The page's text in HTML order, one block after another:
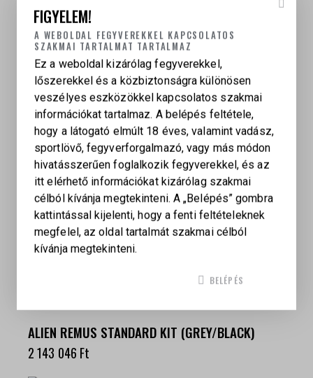
revolverélményt nyújtva.
СALIBER
357 Magnum
KAPCSOLÓDÓ TERMÉKEK
SMITH & WESSON REVOLVER 460 V .460 S&W
MAG.
ALIEN REMUS STANDARD KIT (GREY/BLACK)
2 143 046 Ft
FIGYELEM!
A WEBOLDAL FEGYVEREKKEL KAPCSOLATOS
SZAKMAI TARTALMAT TARTALMAZ
Ez a weboldal kizárólag fegyverekkel,
lőszerekkel és a közbiztonságra különösen
veszélyes eszközökkel kapcsolatos szakmai
információkat tartalmaz. A belépés feltétele,
hogy a látogató elmúlt 18 éves, valamint vadász,
sportlövő, fegyverforgalmazó, vagy más módon
hivatásszerűen foglalkozik fegyverekkel, és az
itt elérhető információkat kizárólag szakmai
célból kívánja megtekinteni. A „Belépés” gombra
kattintással kijelenti, hogy a fenti feltételeknek
megfelel, az oldal tartalmát szakmai célból
kívánja megtekinteni.
BELÉPÉS